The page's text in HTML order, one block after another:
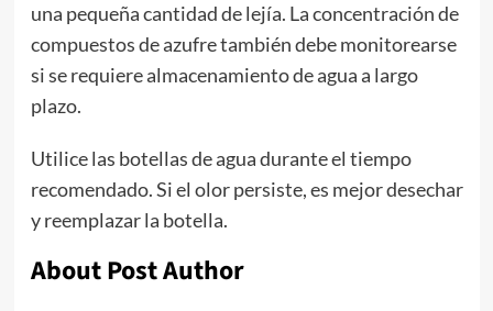
una pequeña cantidad de lejía. La concentración de
compuestos de azufre también debe monitorearse
si se requiere almacenamiento de agua a largo
plazo.
Utilice las botellas de agua durante el tiempo
recomendado. Si el olor persiste, es mejor desechar
y reemplazar la botella.
About Post Author